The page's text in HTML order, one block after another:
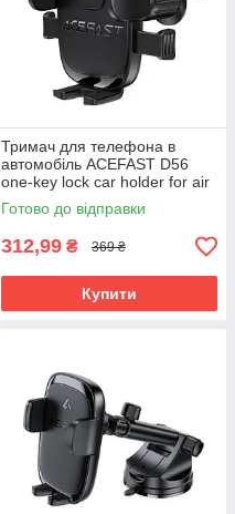
Тримач для телефона в
автомобіль ACEFAST D56
one-key lock car holder for air
vent Black
Готово до відправки
312,99 ₴ 369 ₴
Купити